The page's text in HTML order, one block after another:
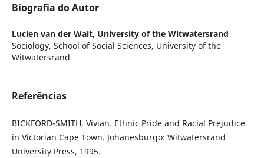
Biografia do Autor
Lucien van der Walt, University of the Witwatersrand
Sociology, School of Social Sciences, University of the
Witwatersrand
Referências
BICKFORD-SMITH, Vivian. Ethnic Pride and Racial Prejudice
in Victorian Cape Town. Johanesburgo: Witwatersrand
University Press, 1995.